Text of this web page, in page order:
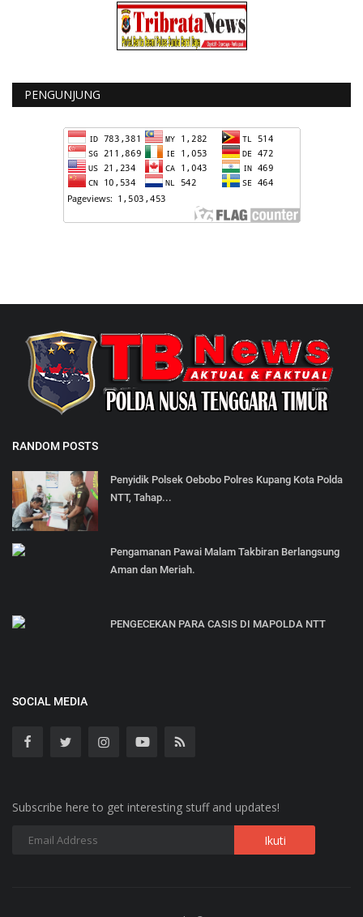
PENGUNJUNG
RANDOM POSTS
Penyidik Polsek Oebobo Polres Kupang Kota Polda
NTT, Tahap...
Pengamanan Pawai Malam Takbiran Berlangsung
Aman dan Meriah.
PENGECEKAN PARA CASIS DI MAPOLDA NTT
SOCIAL MEDIA
Subscribe here to get interesting stuff and updates!